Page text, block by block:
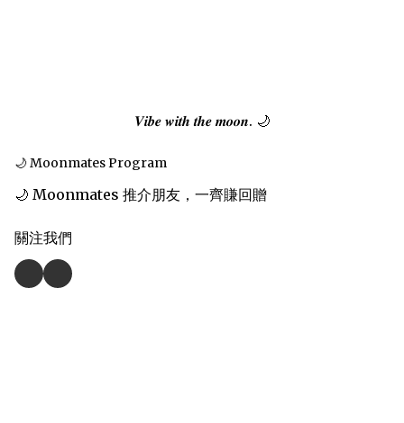
𝑽𝒊𝒃𝒆 𝒘𝒊𝒕𝒉 𝒕𝒉𝒆 𝒎𝒐𝒐𝒏. 🌙
🌙 Moonmates Program
🌙 Moonmates 推介朋友，一齊賺回贈
關注我們